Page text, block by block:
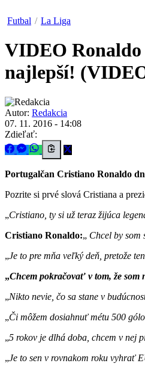
Futbal / La Liga
VIDEO
najlepší!
Autor: Redakcia
07. 11. 2016 - 14:08
Zdieľať:
Portugalčan Cristiano Ronaldo
Pozrite si prvé slová Cristiana a
Cristiano, ty si už teraz žijúca
Cristiano Ronaldo:
Chcel by som
Je to pre mňa veľký deň, pretože
Chcem pokračovať v tom, že
Nikto nevie, čo sa stane v
Či môžem dosiahnuť métu 500
5 rokov je dlhá doba, chcem v nej
Je to sen v rovnakom roku vyhrať